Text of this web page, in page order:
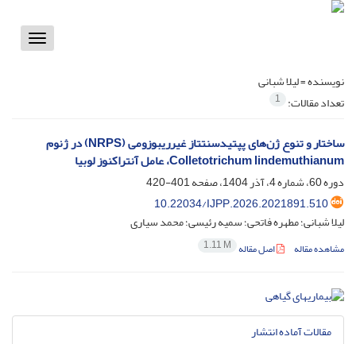
Toggle
نویسنده =لیلا شبانی
تعداد مقالات: 1
ساختار و تنوع ژن‌های پپتیدسنتتاز غیرریبوزومی (NRPS) در ژنوم
Colletotrichum lindemuthianum، عامل آنتراکنوز لوبیا
دوره 60، شماره 4، آذر 1404، صفحه
401-420
10.22034/IJPP.2026.2021891.510
لیلا شبانی؛ مطهره فاتحی؛ سمیه رئیسی؛ محمد سیاری
مشاهده مقاله اصل مقاله 1.11 M
مقالات آماده انتشار